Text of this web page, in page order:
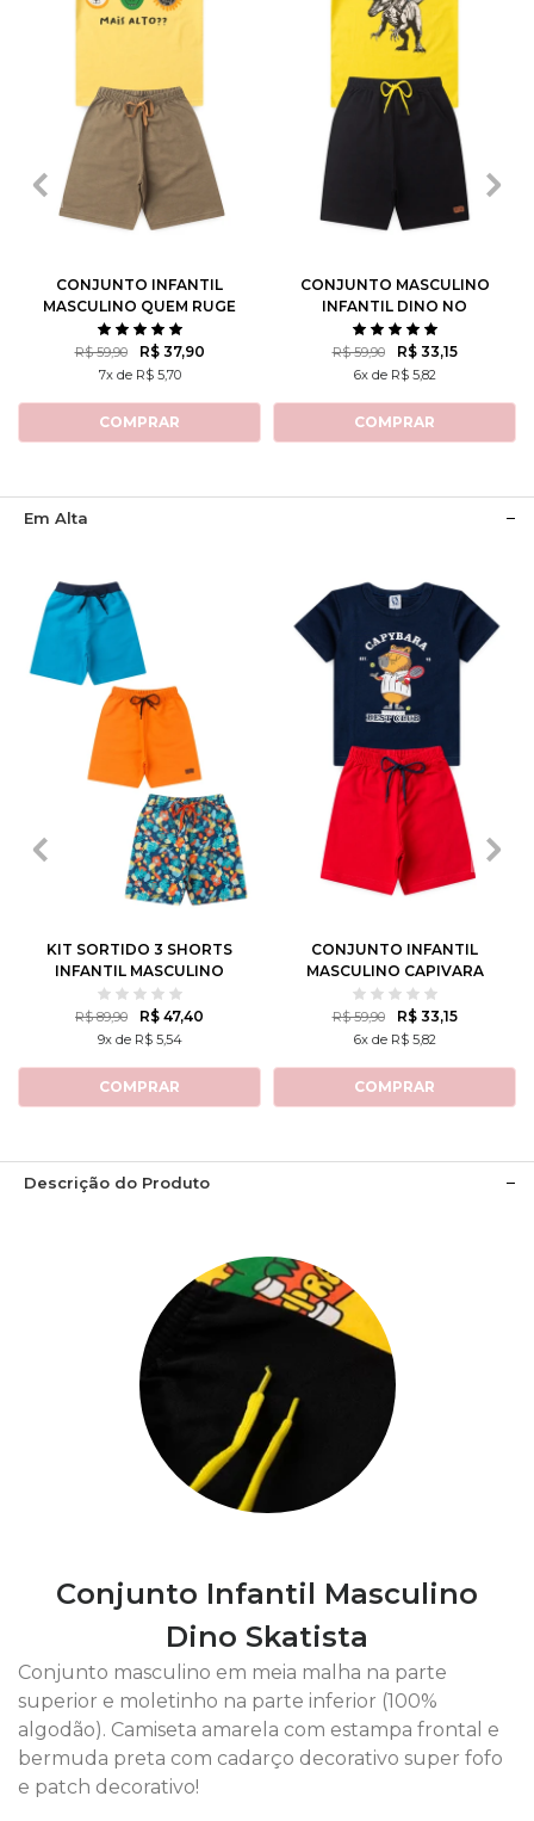
3
10
CONJUNTO INFANTIL
MASCULINO QUEM RUGE
R$ 59,90 R$ 37,90
7x de R$ 5,70
COMPRAR
10
CONJUNTO MASCULINO
INFANTIL DINO NO
ESPAÇO
R$ 59,90 R$ 33,15
6x de R$ 5,82
COMPRAR
Em Alta
3 4 6
10 12
KIT SORTIDO 3 SHORTS
INFANTIL MASCULINO
AVULSO
R$ 89,90 R$ 47,40
9x de R$ 5,54
COMPRAR
3
10
CONJUNTO INFANTIL
MASCULINO CAPIVARA
TENISTA
R$ 59,90 R$ 33,15
6x de R$ 5,82
COMPRAR
Descrição do Produto
Conjunto Infantil Masculino
Dino Skatista
Conjunto masculino em meia malha na parte
superior e moletinho na parte inferior (100%
algodão). Camiseta amarela com estampa frontal e
bermuda preta com cadarço decorativo super fofo
e patch decorativo!